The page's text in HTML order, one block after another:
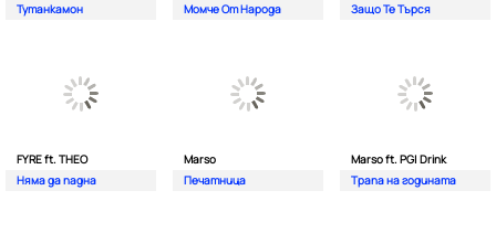
Тутанкамон
Момче От Народа
Защо Те Търся
FYRE ft. THEO
Няма да падна
Marso
Печатница
Marso ft. PG| Drink
Трапа на годината